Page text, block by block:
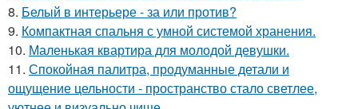
8. Белый в интерьере - за или против?
9. Компактная спальня с умной системой хранения.
10. Маленькая квартира для молодой девушки.
11. Спокойная палитра, продуманные детали и
ощущение цельности - пространство стало светлее,